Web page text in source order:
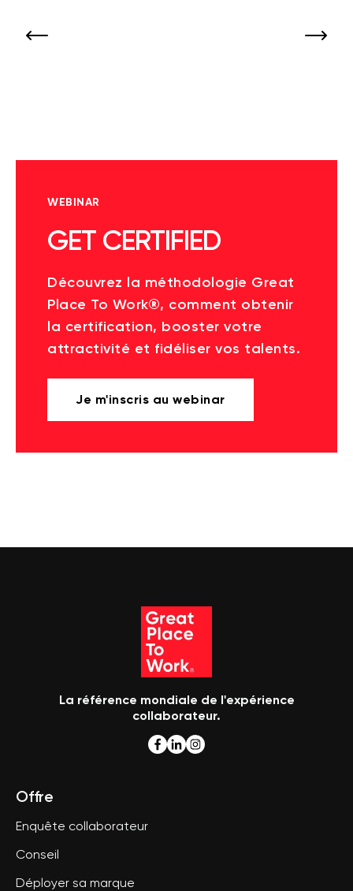
WEBINAR
GET CERTIFIED
Découvrez la méthodologie Great
Place To Work®, comment obtenir
la certification, booster votre
attractivité et fidéliser vos talents.
Je m'inscris au webinar
La référence mondiale de l'expérience
collaborateur.
Offre
Enquête collaborateur
Conseil
Déployer sa marque